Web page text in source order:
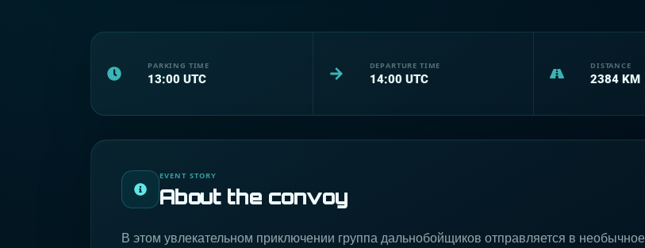
PARKING TIME
13:00 UTC
DEPARTURE TIME
14:00 UTC
DISTANCE
2384 KM
EVENT STORY
About the convoy
В этом увлекательном приключении группа дальнобойщиков отправляется в необычное